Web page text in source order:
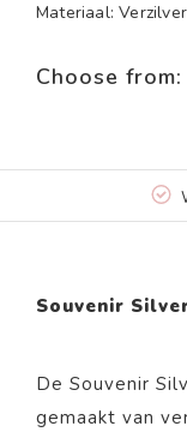
Materiaal:
Choose from:
Souvenir
De Souvenir
gemaakt van